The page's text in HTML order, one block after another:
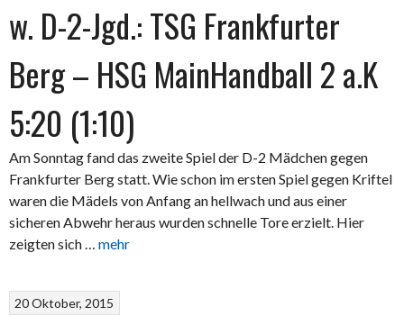
w. D-2-Jgd.: TSG Frankfurter
Berg – HSG MainHandball 2 a.K
5:20 (1:10)
Am Sonntag fand das zweite Spiel der D-2 Mädchen gegen
Frankfurter Berg statt. Wie schon im ersten Spiel gegen Kriftel
waren die Mädels von Anfang an hellwach und aus einer
sicheren Abwehr heraus wurden schnelle Tore erzielt. Hier
zeigten sich … mehr
20 Oktober, 2015